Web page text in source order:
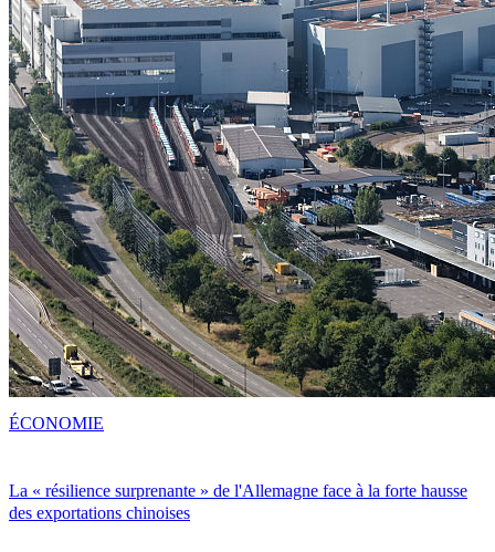
La « résilience surprenante » de l'Allemagne face à la forte hausse
des exportations chinoises
ÉCONOMIE